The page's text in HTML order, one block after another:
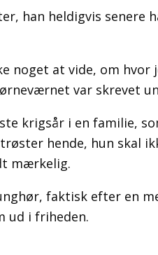
han heldigvis senere
noget at vide, om hvor
var skrevet
krigsår i en familie,
hende, hun skal
mærkelig.
faktisk efter en
ud i friheden.